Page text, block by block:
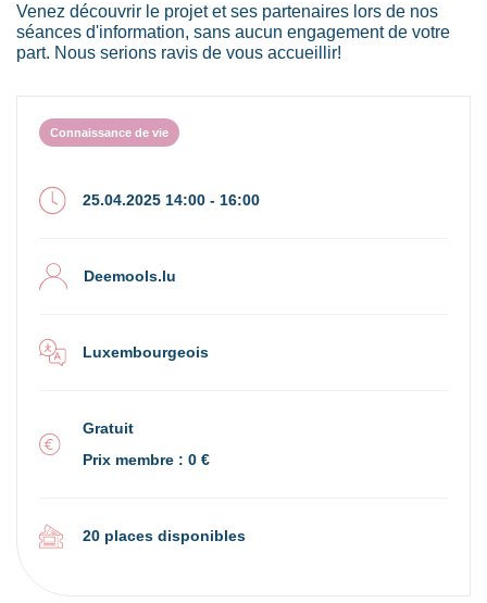
Venez découvrir le projet et ses partenaires lors de nos
séances d'information, sans aucun engagement de votre
part. Nous serions ravis de vous accueillir!
Connaissance de vie
25.04.2025 14:00 - 16:00
Deemools.lu
Luxembourgeois
Gratuit
Prix membre : 0 €
20 places disponibles